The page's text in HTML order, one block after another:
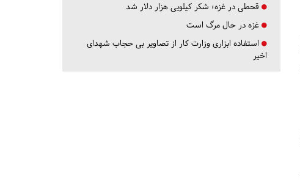
قحطی در غزه؛ شکر کیلویی هزار دلار شد
غزه در حال مرگ است
استفاده ابزاری وزارت کار از تصاویر بی حجاب شهدای
اخیر